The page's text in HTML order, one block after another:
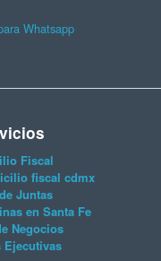
Whatsapp
Fiscal
fiscal cdmx
Juntas
en Santa Fe
Negocios
Ejecutivas